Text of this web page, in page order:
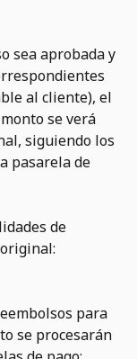
sea aprobada y
al cliente), el
se verá
siguiendo los
pasarela de
de
para
se procesarán